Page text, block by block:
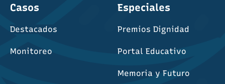
Casos
Destacados
Monitoreo
Especiales
Premios Dignidad
Portal Educativo
Memoria y Futuro